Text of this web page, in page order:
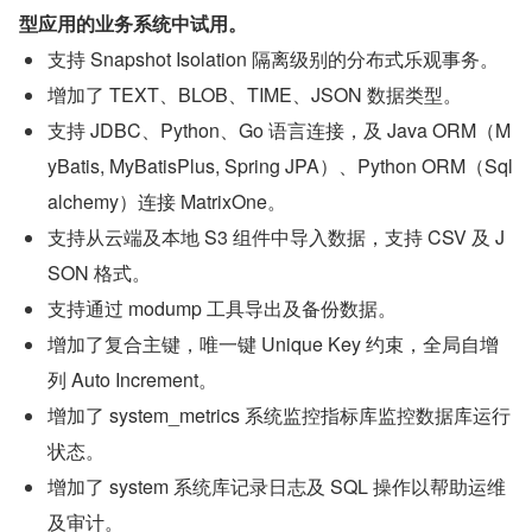
型应用的业务系统中试用。
支持 Snapshot Isolation 隔离级别的分布式乐观事务。
增加了 TEXT、BLOB、TIME、JSON 数据类型。
支持 JDBC、Python、Go 语言连接，及 Java ORM（M
yBatis, MyBatisPlus, Spring JPA）、Python ORM（Sql
alchemy）连接 MatrixOne。
支持从云端及本地 S3 组件中导入数据，支持 CSV 及 J
SON 格式。
支持通过 modump 工具导出及备份数据。
增加了复合主键，唯一键 Unique Key 约束，全局自增
列 Auto Increment。
增加了 system_metrics 系统监控指标库监控数据库运行
状态。
增加了 system 系统库记录日志及 SQL 操作以帮助运维
及审计。